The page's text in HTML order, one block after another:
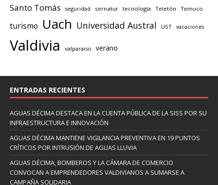
Santo Tomás seguridad sernatur tecnología Teletón Temuco
turismo Uach Universidad Austral UST vacaciones
Valdivia valparaiso verano
ENTRADAS RECIENTES
AGUAS DÉCIMA DESTACA EN LA CUENTA PÚBLICA DE LA SISS POR SU
INFRAESTRUCTURA E INNOVACIÓN
AGUAS DÉCIMA MANTIENE VIGILANCIA PREVENTIVA EN 19 PUNTOS
CRÍTICOS POR INTRUSIÓN DE AGUAS LLUVIA
AGUAS DÉCIMA, BOMBEROS Y LA CÁMARA DE COMERCIO
CONVOCAN A EMPRENDEDORES VALDIVIANOS A SUMARSE A
CAMPAÑA SOLIDARIA